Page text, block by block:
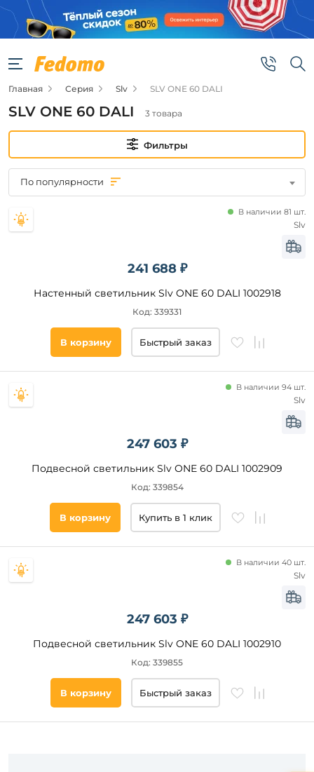
Фильтры
Цена
от
Цвет
основания
Стиль
Подобрать
товары
Главная Серия Slv SLV ONE 60 DALI
SLV ONE 60 DALI 3 товара
Фильтры
По популярности
241 688 ₽
Настенный светильник Slv ONE 60 DALI 1002918
В наличии 81 шт.
Код: 339331
Slv
В корзину Быстрый заказ
247 603 ₽
Подвесной светильник Slv ONE 60 DALI 1002909
В наличии 94 шт.
Код: 339854
Slv
В корзину Купить в 1 клик
247 603 ₽
Подвесной светильник Slv ONE 60 DALI 1002910
В наличии 40 шт.
Код: 339855
Slv
В корзину Быстрый заказ